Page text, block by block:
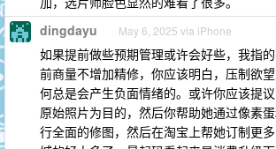
dingdayu May 6, 2025 via iPhone
如果提前做些预期管理或许会好些，我指
前商量不增加精修，你应该明白，压制欲
何总是会产生负面情绪的。或许你应该提
原始照片为目的，然后你帮助她通过像素
行全面的修图，然后在淘宝上帮她订制更